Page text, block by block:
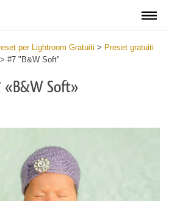
per Lightroom Gratuiti > Preset gratuiti
> #7 "B&W Soft"
«B&W Soft»